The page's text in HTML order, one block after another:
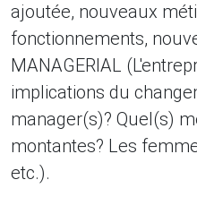
ajoutée, nouveaux
fonctionnements,
MANAGERIAL
implications du
manager(s)? Quel(s)
montantes? Les
etc.).